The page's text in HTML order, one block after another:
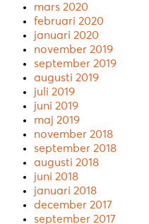
mars 2020
februari 2020
januari 2020
november 2019
september 2019
augusti 2019
juli 2019
juni 2019
maj 2019
november 2018
september 2018
augusti 2018
juni 2018
januari 2018
december 2017
september 2017